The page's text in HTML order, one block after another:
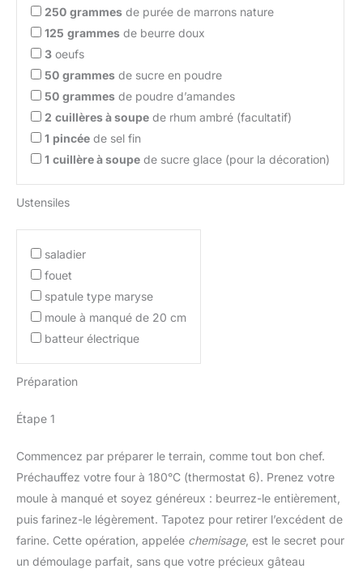
250 grammes de purée de marrons nature
125 grammes de beurre doux
3 oeufs
50 grammes de sucre en poudre
50 grammes de poudre d’amandes
2 cuillères à soupe de rhum ambré (facultatif)
1 pincée de sel fin
1 cuillère à soupe de sucre glace (pour la décoration)
Ustensiles
saladier
fouet
spatule type maryse
moule à manqué de 20 cm
batteur électrique
Préparation
Étape 1
Commencez par préparer le terrain, comme tout bon chef.
Préchauffez votre four à 180°C (thermostat 6). Prenez votre
moule à manqué et soyez généreux : beurrez-le entièrement,
puis farinez-le légèrement. Tapotez pour retirer l’excédent de
farine. Cette opération, appelée chemisage, est le secret pour
un démoulage parfait, sans que votre précieux gâteau